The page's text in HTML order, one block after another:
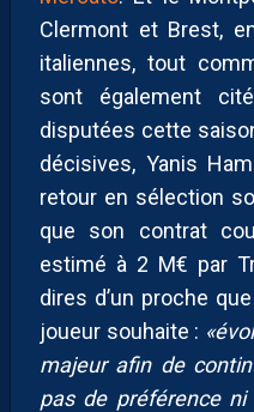
Clermont et Brest,
italiennes, tout
sont également
disputées cette
décisives, Yanis
retour en sélection
que son contrat
estimé à 2 M€ par
dires d’un proche
joueur souhaite :
majeur afin de
pas de préférence ni